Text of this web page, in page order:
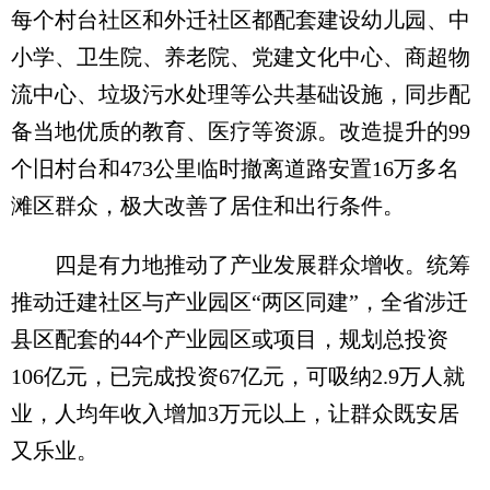
每个村台社区和外迁社区都配套建设幼儿园、中
小学、卫生院、养老院、党建文化中心、商超物
流中心、垃圾污水处理等公共基础设施，同步配
备当地优质的教育、医疗等资源。改造提升的99
个旧村台和473公里临时撤离道路安置16万多名
滩区群众，极大改善了居住和出行条件。
四是有力地推动了产业发展群众增收。统筹
推动迁建社区与产业园区“两区同建”，全省涉迁
县区配套的44个产业园区或项目，规划总投资
106亿元，已完成投资67亿元，可吸纳2.9万人就
业，人均年收入增加3万元以上，让群众既安居
又乐业。